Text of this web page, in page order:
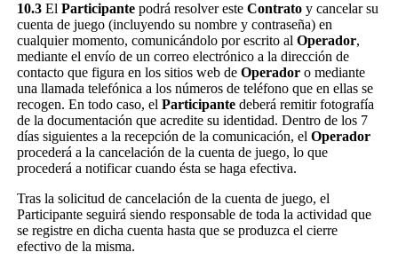
10.3 El Participantepodrá resolver este Contratoy cancelar su
cuenta de juego (incluyendo su nombre y contraseña) en
cualquier momento, comunicándolo por escrito al Operador,
mediante el envío de un correo electrónico a la dirección de
contacto que figura en los sitios web de Operador o mediante
una llamada telefónica a los números de teléfono que en ellas se
recogen. En todo caso, el Participantedeberá remitir fotografía
de la documentación que acredite su identidad. Dentro de los 7
días siguientes a la recepción de la comunicación, el Operador
procederá a la cancelación de la cuenta de juego, lo que
procederá a notificar cuando ésta se haga efectiva.
Tras la solicitud de cancelación de la cuenta de juego, el
Participante seguirá siendo responsable de toda la actividad que
se registre en dicha cuenta hasta que se produzca el cierre
efectivo de la misma.